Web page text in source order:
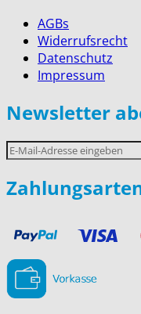
AGBs
Widerrufsrecht
Datenschutz
Impressum
Newsletter
E-
Mail-
Adresse